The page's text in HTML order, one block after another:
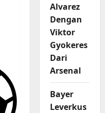
Alvarez
Dengan
Viktor
Gyokeres
Dari
Arsenal
Bayer
Leverkus